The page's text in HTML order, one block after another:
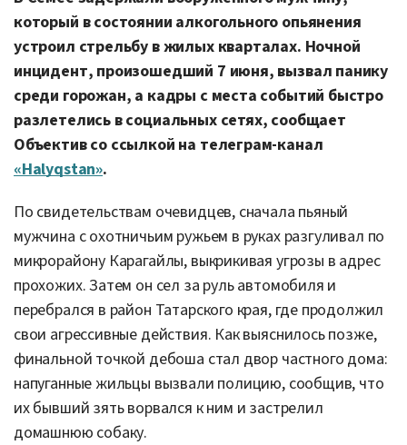
который в состоянии алкогольного опьянения
устроил стрельбу в жилых кварталах. Ночной
инцидент, произошедший 7 июня, вызвал панику
среди горожан, а кадры с места событий быстро
разлетелись в социальных сетях, сообщает
Объектив со ссылкой на телеграм-канал
«Halyqstan».
По свидетельствам очевидцев, сначала пьяный
мужчина с охотничьим ружьем в руках разгуливал по
микрорайону Карагайлы, выкрикивая угрозы в адрес
прохожих. Затем он сел за руль автомобиля и
перебрался в район Татарского края, где продолжил
свои агрессивные действия. Как выяснилось позже,
финальной точкой дебоша стал двор частного дома:
напуганные жильцы вызвали полицию, сообщив, что
их бывший зять ворвался к ним и застрелил
домашнюю собаку.